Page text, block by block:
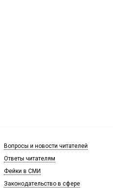
Вопросы и новости читателей
Ответы читателям
Фейки в СМИ
Законодательство в сфере